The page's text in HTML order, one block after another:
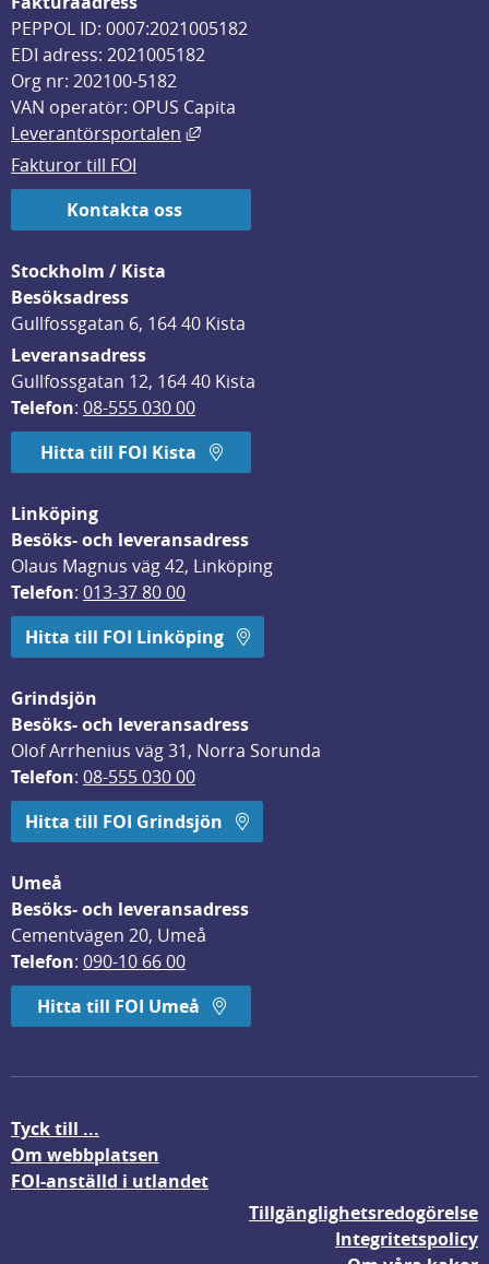
PEPPOL ID: 0007:2021005182
EDI adress: 2021005182
Org nr: 202100-5182
VAN operatör: OPUS Capita
Leverantörsportalen
Länk till annan webbplats, öppnas
Fakturor till FOI
Kontakta oss
Stockholm / Kista
Besöksadress
Gullfossgatan 6, 164 40 Kista
Leveransadress
Gullfossgatan 12, 164 40 Kista
Telefon: 08-555 030 00
Hitta till FOI Kista
Linköping
Besöks- och leveransadress
Olaus Magnus väg 42, Linköping
Telefon: 013-37 80 00
Hitta till FOI Linköping
Grindsjön
Besöks- och leveransadress
Olof Arrhenius väg 31, Norra Sorunda
Telefon: 08-555 030 00
Hitta till FOI Grindsjön
Umeå
Besöks- och leveransadress
Cementvägen 20, Umeå
Telefon: 090-10 66 00
Hitta till FOI Umeå
Tyck till ...
Om webbplatsen
FOI-anställd i utlandet
Tillgänglighetsredogörelse
Integritetspolicy